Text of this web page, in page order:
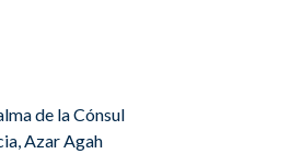
de la Cónsul
Azar Agah